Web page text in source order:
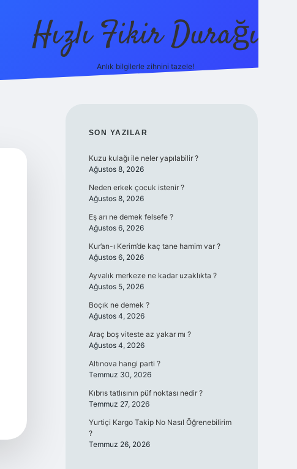
Hızlı Fikir Durağı
Anlık bilgilerle zihnini tazele!
SIDEBAR
SON YAZILAR
Kuzu kulağı ile neler yapılabilir ?
Ağustos 8, 2026
Neden erkek çocuk istenir ?
Ağustos 8, 2026
Eş arı ne demek felsefe ?
Ağustos 6, 2026
Kur’an-ı Kerim’de kaç tane hamim var ?
Ağustos 6, 2026
Ayvalık merkeze ne kadar uzaklıkta ?
Ağustos 5, 2026
Boçık ne demek ?
Ağustos 4, 2026
Araç boş viteste az yakar mı ?
Ağustos 4, 2026
Altınova hangi parti ?
Temmuz 30, 2026
Kıbrıs tatlısının püf noktası nedir ?
Temmuz 27, 2026
Yurtiçi Kargo Takip No Nasıl Öğrenebilirim
?
Temmuz 26, 2026